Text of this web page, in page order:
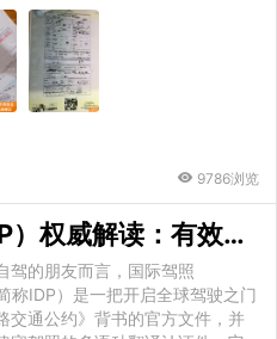
9786浏览
菲律宾国际驾照（IDP）权威解读：有效期、官方申请条件与
驾的朋友而言，国际驾照
称IDP）是一把开启全球驾驶之门
交通公约》背书的官方文件，并